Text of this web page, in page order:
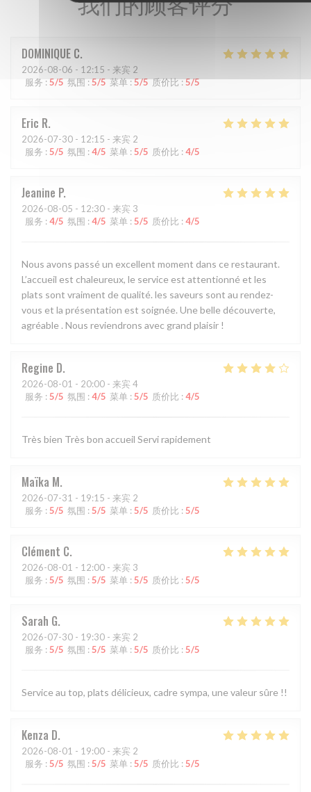
DOMINIQUE C
2026-08-06 - 12:15 - 来宾 2
服务 : 5/5 氛围: 5/5 菜单:5/5 质价比:5/5
Eric R
2026-07-30 - 12:15 - 来宾 2
服务 : 5/5 氛围 : 4/5 菜单 : 5/5 质价比 : 4/5
Jeanine P
2026-08-05 - 12:30 - 来宾 3
服务 : 4/5 氛围 : 4/5 菜单 : 5/5 质价比 : 4/5
Nous avons passé un excellent moment dans ce restaurant.
L’accueil est chaleureux, le service est attentionné et les
plats sont vraiment de qualité. les saveurs sont au rendez-
vous et la présentation est soignée. Une belle découverte,
agréable . Nous reviendrons avec grand plaisir !
Regine D
2026-08-01 - 20:00 - 来宾 4
服务 : 5/5 氛围 : 4/5 菜单 : 5/5 质价比 : 4/5
Très bien Très bon accueil Servi rapidement
Maïka M
2026-07-31 - 19:15 - 来宾 2
服务 : 5/5 氛围 : 5/5 菜单 : 5/5 质价比 : 5/5
Clément C
2026-08-01 - 12:00 - 来宾 3
服务 : 5/5 氛围 : 5/5 菜单 : 5/5 质价比 : 5/5
Sarah G
2026-07-30 - 19:30 - 来宾 2
服务 : 5/5 氛围 : 5/5 菜单 : 5/5 质价比 : 5/5
Service au top, plats délicieux, cadre sympa, une valeur sûre !!
Kenza D
2026-08-01 - 19:00 - 来宾 2
服务 : 5/5 氛围 : 5/5 菜单 : 5/5 质价比 : 5/5